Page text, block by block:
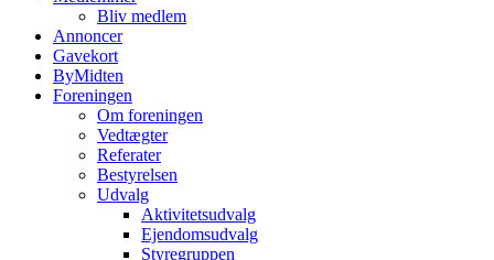
Bliv medlem
Annoncer
Gavekort
ByMidten
Foreningen
Om foreningen
Vedtægter
Referater
Bestyrelsen
Udvalg
Aktivitetsudvalg
Ejendomsudvalg
Styregruppen